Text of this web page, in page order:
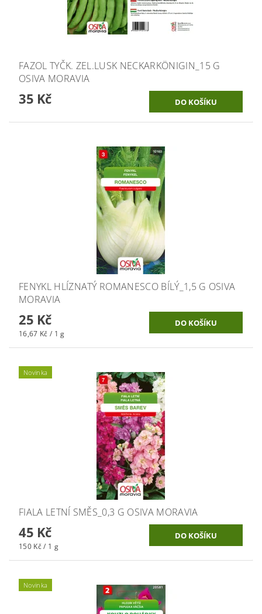
FAZOL TYČK. ZEL.LUSK NECKARKÖNIGIN_15 G
OSIVA MORAVIA
35 Kč
FENYKL HLÍZNATÝ ROMANESCO BÍLÝ_1,5 G OSIVA
MORAVIA
25 Kč
16,67 Kč / 1 g
Novinka
FIALA LETNÍ SMĚS_0,3 G OSIVA MORAVIA
45 Kč
150 Kč / 1 g
Novinka